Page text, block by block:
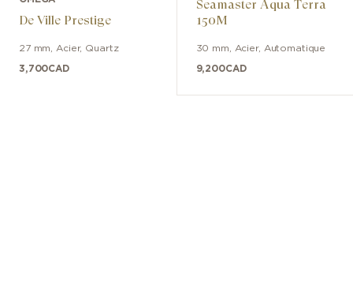
De Ville Prestige
27 mm Acier, Quartz
3,700CAD
Seamaster Aqua Terra
150M
30 mm Acier, Automatique
9,200CAD